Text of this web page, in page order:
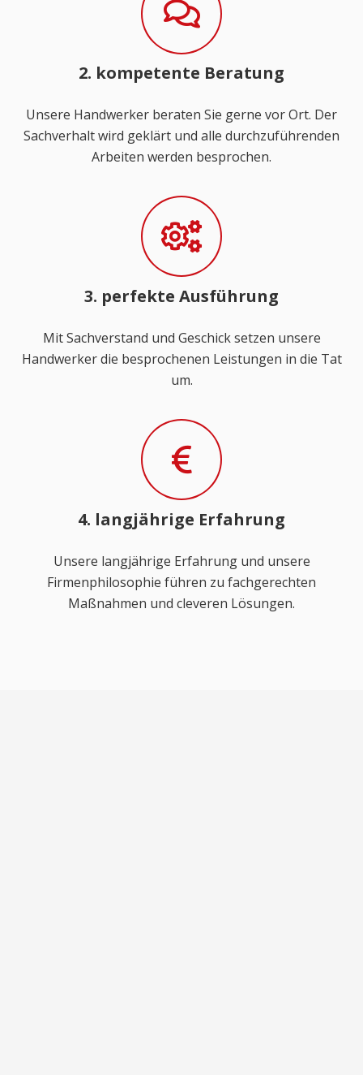
2. kompetente Beratung
Unsere Handwerker beraten Sie gerne vor Ort. Der
Sachverhalt wird geklärt und alle durchzuführenden
Arbeiten werden besprochen.
3. perfekte Ausführung
Mit Sachverstand und Geschick setzen unsere
Handwerker die besprochenen Leistungen in die Tat
um.
4. langjährige Erfahrung
Unsere langjährige Erfahrung und unsere
Firmenphilosophie führen zu fachgerechten
Maßnahmen und cleveren Lösungen.